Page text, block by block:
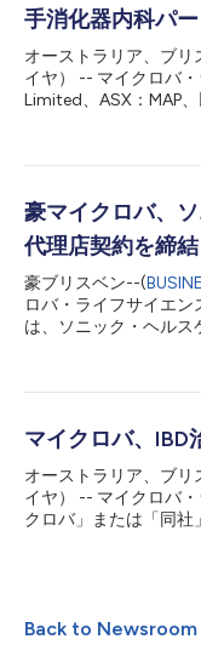
手消化器内科パ
オーストラリア、ブリ
イヤ） -- マイクロバ
Limited、ASX：MAP
な臨床的有用性データ
およびその完全子会社
携を発表しました。
有用性を実証 オース
イク・ビガン准教授お
授が主導した2件の独
MetaPanel™が、クロ
疾患（IBD）患者の管
豪マイクロバ、
代理店契約を締結
豪ブリスベン--(
ロバ・ライフサイエン
は、ソニック・ヘルス
MetaPanel™の販売に
は、ソニック・ヘルス
約です。この投資に際
のマイクロバイオーム
場に販売する戦略的
全土で販売されます。
マイクロバ、IBD
オーストラリア、ブリ
イヤ） -- マイクロバ
クロバ」または「同社
瘍性大腸炎に苦しむ
肢となる可能性があり
マイクロバのセラピ
Back to Newsroom